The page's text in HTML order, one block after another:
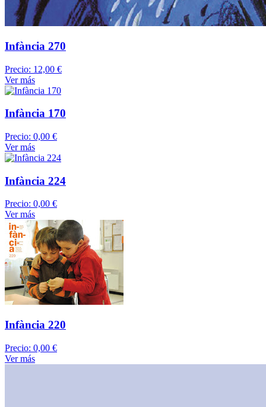
Infància 270
Precio: 12,00 €
Ver más
Infància 170
Precio: 0,00 €
Ver más
Infància 224
Precio: 0,00 €
Ver más
Infància 220
Precio: 0,00 €
Ver más